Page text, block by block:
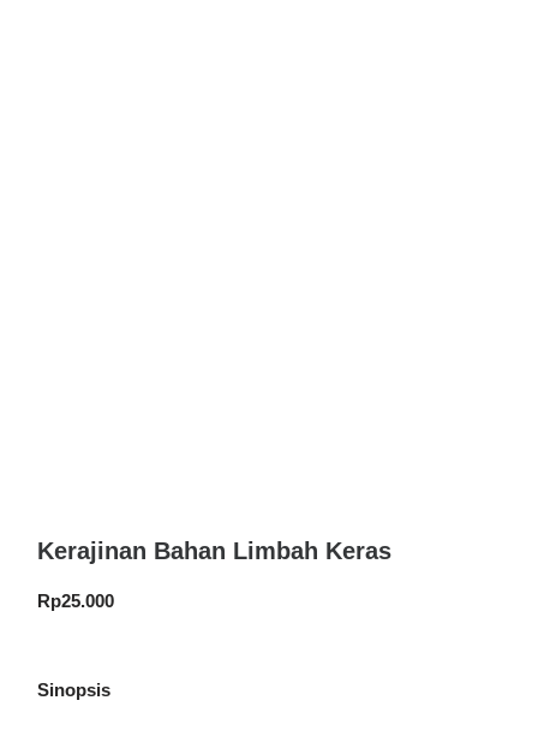
Kerajinan Bahan Limbah Keras
Rp25.000
Sinopsis